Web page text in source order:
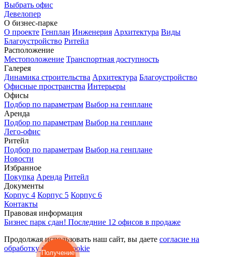
Выбрать офис
Девелопер
О бизнес-парке
О проекте Генплан Инженерия Архитектура Виды
Благоустройство Ритейл
Расположение
Местоположение Транспортная доступность
Галерея
Динамика строительства Архитектура Благоустройство
Офисные пространства Интерьеры
Офисы
Подбор по параметрам Выбор на генплане
Аренда
Подбор по параметрам Выбор на генплане
Лего-офис
Ритейл
Подбор по параметрам Выбор на генплане
Новости
Избранное
Покупка Аренда Ритейл
Документы
Корпус 4 Корпус 5 Корпус 6
Контакты
Правовая информация
Бизнес парк сдан! Последние 12 офисов в продаже
Продолжая использовать наш сайт, вы даете согласие на
обработку файлов cookie
Получение